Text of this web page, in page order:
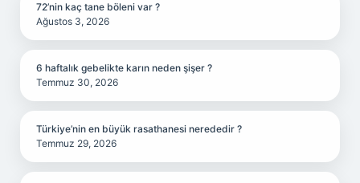
72’nin kaç tane böleni var ?
Ağustos 3, 2026
6 haftalık gebelikte karın neden şişer ?
Temmuz 30, 2026
Türkiye’nin en büyük rasathanesi nerededir ?
Temmuz 29, 2026